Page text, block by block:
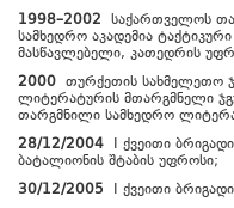
1998–2002 საქართველოს
სამხედრო აკადემია
მასწავლებელი, კათედრის
2000 თურქეთის სახმელეთო
ლიტერატურის მთარგმნელი
თარგმნილი სამხედრო
28/12/2004
I ქვეითი
ბატალიონის შტაბის უფროსი;
30/12/2005
I ქვეითი